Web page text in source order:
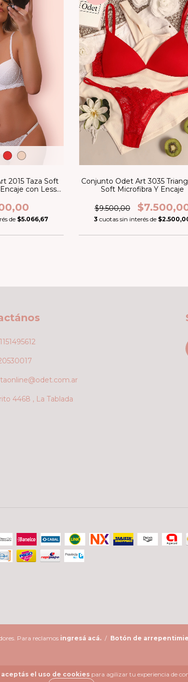
aceptás el uso de cookies para agilizar tu experiencia de
2015 Taza Soft
con Less
de $5.066,67
Conjunto Odet Art 3035
Soft Microfibra Y Encaje
$9.500,00
3 cuotas sin interés de
4468 , La Tablada
Para reclamos ingresá acá. / Botón de